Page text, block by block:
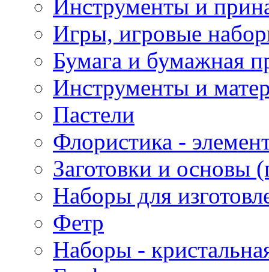
Инструменты и
Игры, игровые
Бумага и бумажная
Инструменты и
Пастели
Флористика -
Заготовки и основы
Наборы для
Фетр
Наборы -